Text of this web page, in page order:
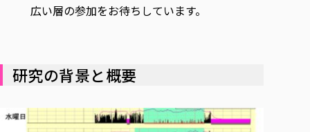
広い層の参加をお待ちしています。
研究の背景と概要